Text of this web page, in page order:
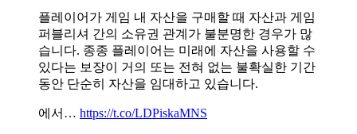
플레이어가 게임 내 자산을 구매할 때 자산과 게임
퍼블리셔 간의 소유권 관계가 불분명한 경우가 많
습니다. 종종 플레이어는 미래에 자산을 사용할 수
있다는 보장이 거의 또는 전혀 없는 불확실한 기간
동안 단순히 자산을 임대하고 있습니다.
에서… https://t.co/LDPiskaMNS